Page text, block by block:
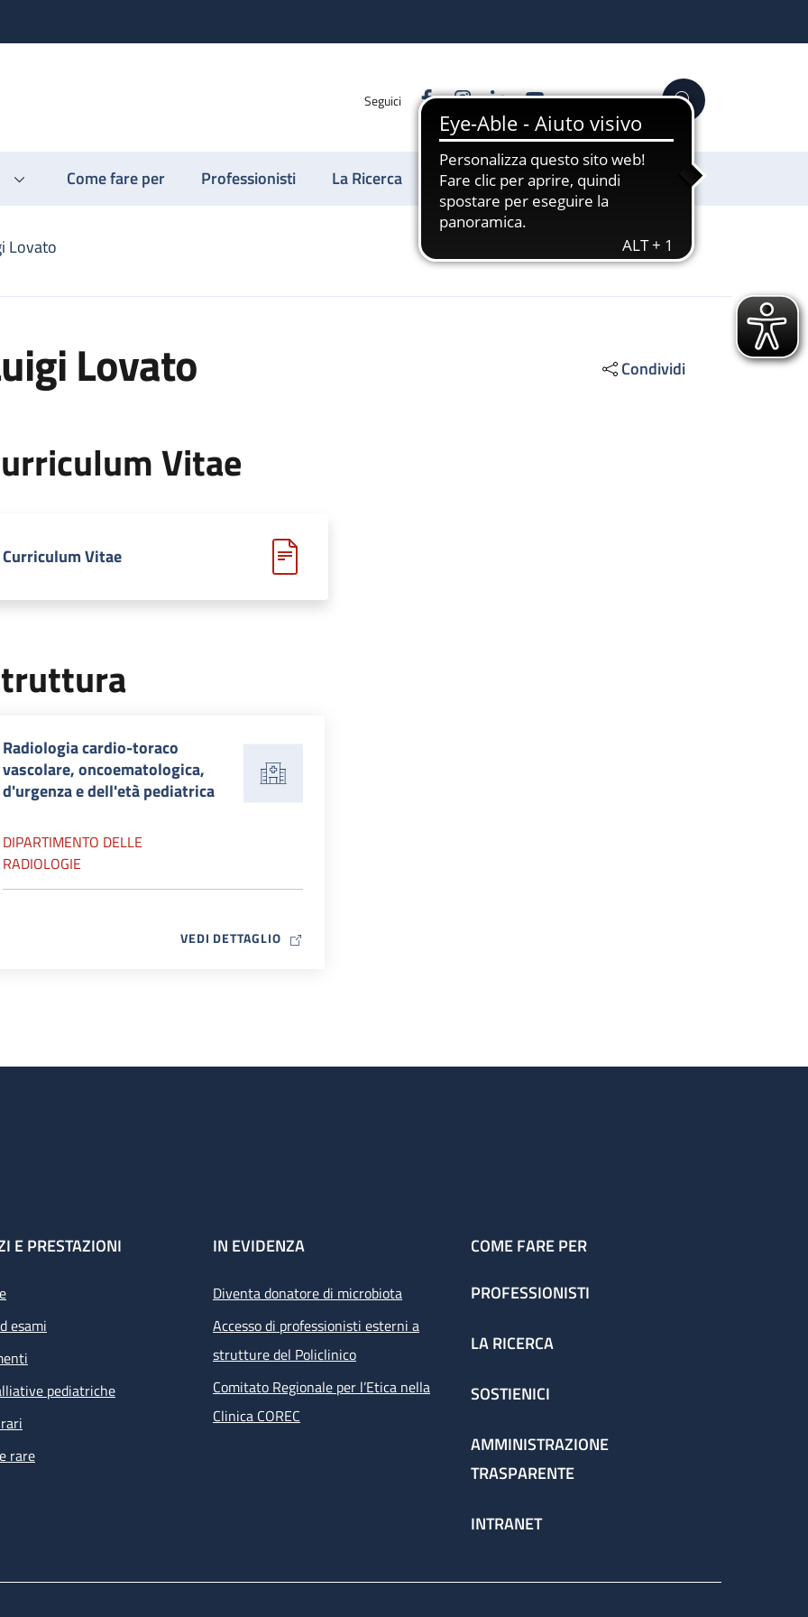
Seguici FacebookInstagram
LinkedinYouTube Cerca
Come fare per Professionisti La Ricerca Sostienici
Lovato
Lovato Condividi
Vitae
Curriculum Vitae
Radiologia cardio-toraco
vascolare, oncoematologica,
d'urgenza e dell'età pediatrica
DIPARTIMENTO DELLE
RADIOLOGIE
VEDI DETTAGLIOMAP ICON
E PRESTAZIONI
esami
pediatriche
rare
IN EVIDENZA
Diventa donatore di microbiota
Accesso di professionisti esterni a
strutture del Policlinico
Comitato Regionale per l’Etica nella
Clinica COREC
COME FARE PER
PROFESSIONISTI
LA RICERCA
SOSTIENICI
AMMINISTRAZIONE
TRASPARENTE
INTRANET